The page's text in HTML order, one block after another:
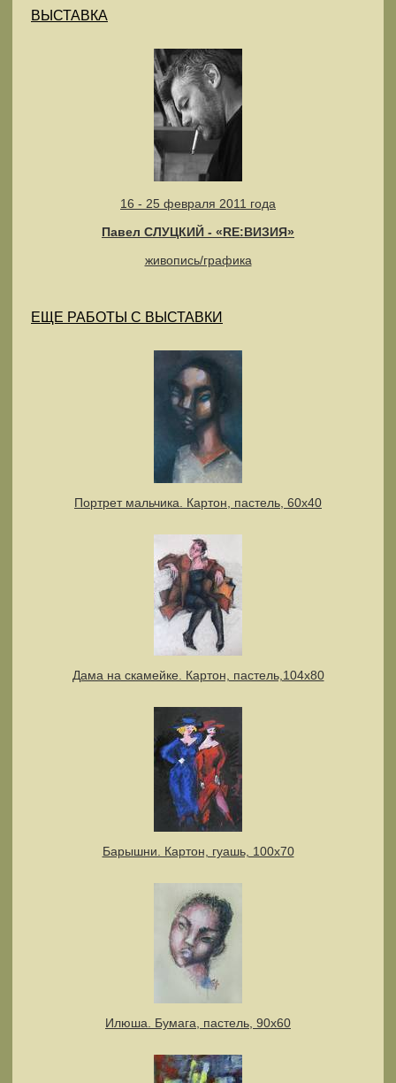
ВЫСТАВКА
16 - 25 февраля 2011 года
Павел СЛУЦКИЙ - «RE:ВИЗИЯ»
живопись/графика
ЕЩЕ РАБОТЫ С ВЫСТАВКИ
Портрет мальчика. Картон, пастель, 60х40
Дама на скамейке. Картон, пастель,104x80
Барышни. Картон, гуашь, 100х70
Илюша. Бумага, пастель, 90х60